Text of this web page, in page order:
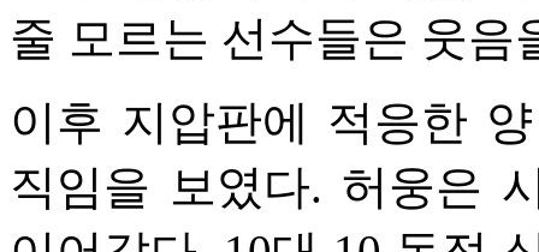
줄 모르는 선수들은 웃음
이후 지압판에 적응한
직임을 보였다. 허웅은